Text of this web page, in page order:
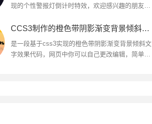
现的个性警报灯倒计时特效，欢迎感兴趣的朋友前
CCS3制作的橙色带阴影渐变背景倾斜文字特效源码
是一段基于css3实现的橙色带阴影渐变背景倾斜文
字效果代码，网页中你可以自己更改编辑，简单实